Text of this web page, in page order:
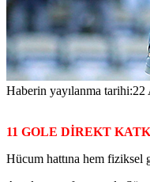
Haberin yayılanma tarihi:22
11 GOLE DİREKT
Hücum hattına hem fiziksel